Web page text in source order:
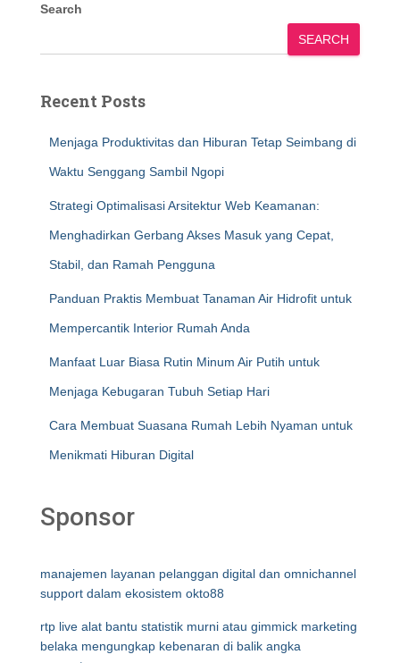
Search
SEARCH
Recent Posts
Menjaga Produktivitas dan Hiburan Tetap Seimbang di
Waktu Senggang Sambil Ngopi
Strategi Optimalisasi Arsitektur Web Keamanan:
Menghadirkan Gerbang Akses Masuk yang Cepat,
Stabil, dan Ramah Pengguna
Panduan Praktis Membuat Tanaman Air Hidrofit untuk
Mempercantik Interior Rumah Anda
Manfaat Luar Biasa Rutin Minum Air Putih untuk
Menjaga Kebugaran Tubuh Setiap Hari
Cara Membuat Suasana Rumah Lebih Nyaman untuk
Menikmati Hiburan Digital
Sponsor
manajemen layanan pelanggan digital dan omnichannel
support dalam ekosistem okto88
rtp live alat bantu statistik murni atau gimmick marketing
belaka mengungkap kebenaran di balik angka